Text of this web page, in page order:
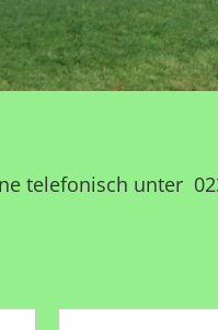
telefonisch unter